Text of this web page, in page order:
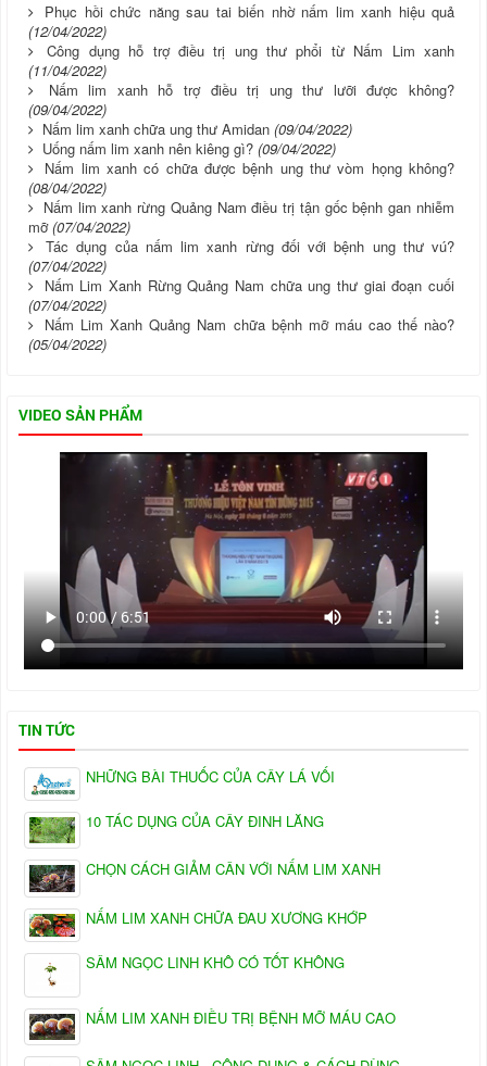
Phục hồi chức năng sau tai biến nhờ nấm lim xanh hiệu quả
(12/04/2022)
Công dụng hỗ trợ điều trị ung thư phổi từ Nấm Lim xanh
(11/04/2022)
Nấm lim xanh hỗ trợ điều trị ung thư lưỡi được không?
(09/04/2022)
Nấm lim xanh chữa ung thư Amidan (09/04/2022)
Uống nấm lim xanh nên kiêng gì? (09/04/2022)
Nấm lim xanh có chữa được bệnh ung thư vòm họng không?
(08/04/2022)
Nấm lim xanh rừng Quảng Nam điều trị tận gốc bệnh gan nhiễm
mỡ (07/04/2022)
Tác dụng của nấm lim xanh rừng đối với bệnh ung thư vú?
(07/04/2022)
Nấm Lim Xanh Rừng Quảng Nam chữa ung thư giai đoạn cuối
(07/04/2022)
Nấm Lim Xanh Quảng Nam chữa bệnh mỡ máu cao thế nào?
(05/04/2022)
VIDEO SẢN PHẨM
TIN TỨC
NHỮNG BÀI THUỐC CỦA CÂY LÁ VỐI
10 TÁC DỤNG CỦA CÂY ĐINH LĂNG
CHỌN CÁCH GIẢM CÂN VỚI NẤM LIM XANH
NẤM LIM XANH CHỮA ĐAU XƯƠNG KHỚP
SÂM NGỌC LINH KHÔ CÓ TỐT KHÔNG
NẤM LIM XANH ĐIỀU TRỊ BỆNH MỠ MÁU CAO